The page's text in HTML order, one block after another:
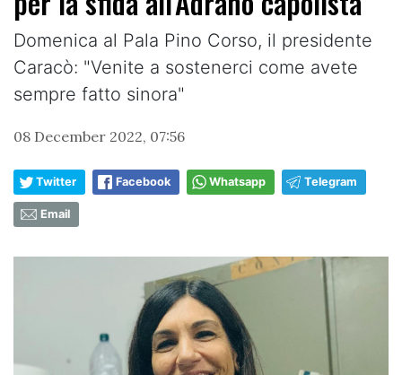
Domenica al Pala Pino Corso, il presidente
Caracò: "Venite a sostenerci come avete
sempre fatto sinora"
08 December 2022, 07:56
Twitter Facebook Whatsapp Telegram
Email